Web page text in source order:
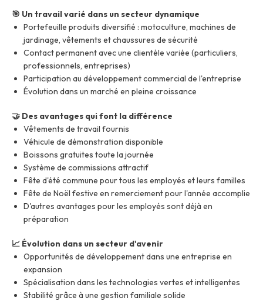
🎯 Un travail varié dans un secteur dynamique
Portefeuille produits diversifié : motoculture, machines de
jardinage, vêtements et chaussures de sécurité
Contact permanent avec une clientèle variée (particuliers,
professionnels, entreprises)
Participation au développement commercial de l'entreprise
Évolution dans un marché en pleine croissance
🤝 Des avantages qui font la différence
Vêtements de travail fournis
Véhicule de démonstration disponible
Boissons gratuites toute la journée
Système de commissions attractif
Fête d'été commune pour tous les employés et leurs familles
Fête de Noël festive en remerciement pour l'année accomplie
D'autres avantages pour les employés sont déjà en
préparation
📈 Évolution dans un secteur d'avenir
Opportunités de développement dans une entreprise en
expansion
Spécialisation dans les technologies vertes et intelligentes
Stabilité grâce à une gestion familiale solide